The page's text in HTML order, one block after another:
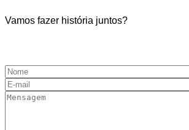
Vamos fazer história juntos?